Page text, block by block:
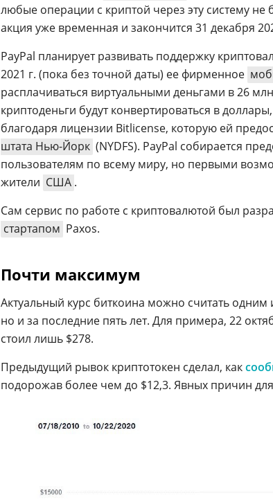
любые операции с криптой через эту систему не
акция уже временная и закончится 31 декабря
PayPal планирует развивать поддержку
2021 г. (пока без точной даты) ее фирменное
расплачиваться виртуальными деньгами в 26 млн
криптоденьги будут конвертироваться в
благодаря лицензии Bitlicense, которую ей
штата Нью-Йорк (NYDFS). PayPal собирается
пользователям по всему миру, но первыми
жители США .
Сам сервис по работе с криптовалютой был
стартапом Paxos.
Почти максимум
Актуальный курс биткоина можно считать одним
но и за последние пять лет. Для примера, 22
стоил лишь $278.
Предыдущий рывок криптотокен сделал, как
подорожав более чем до $12,3. Явных причин